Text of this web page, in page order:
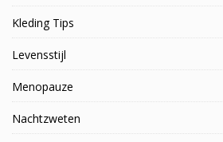
Kleding Tips
Levensstijl
Menopauze
Nachtzweten